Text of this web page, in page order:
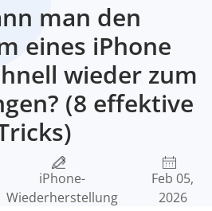
man den
eines iPhone
wieder zum
(8 effektive
iPhone-
Wiederherstellung
Feb 05,
2026